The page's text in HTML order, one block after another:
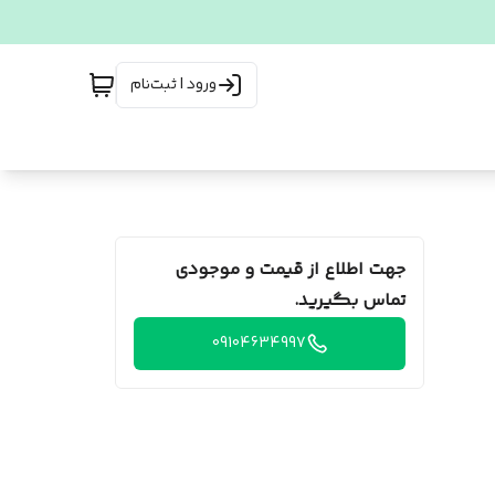
ورود | ثبت‌نام
جهت اطلاع از قیمت و موجودی
تماس بگیرید.
09104634997